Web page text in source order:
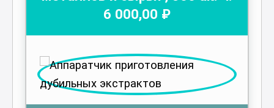
6 000,00 ₽